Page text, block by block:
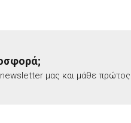
μας και μάθε